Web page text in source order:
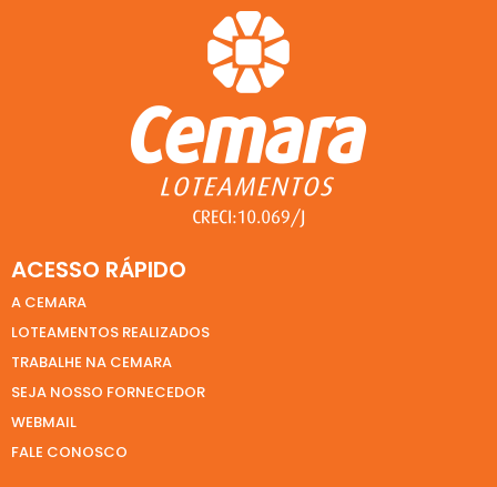
ACESSO RÁPIDO
A CEMARA
LOTEAMENTOS REALIZADOS
TRABALHE NA CEMARA
SEJA NOSSO FORNECEDOR
WEBMAIL
FALE CONOSCO